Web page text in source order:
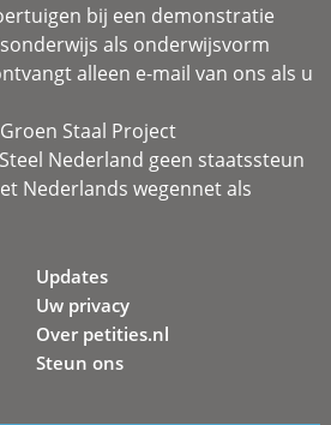
bij een demonstratie
als onderwijsvorm
alleen e-mail van ons als u
Staal Project
Nederland geen staatssteun
Nederlands wegennet als
Updates
Uw privacy
Over petities.nl
Steun ons